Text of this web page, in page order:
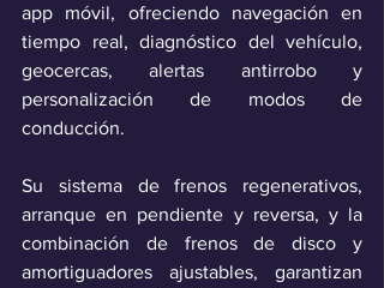
app móvil, ofreciendo navegación en
tiempo real, diagnóstico del vehículo,
geocercas, alertas antirrobo y
personalización de modos de
conducción.
Su sistema de frenos regenerativos,
arranque en pendiente y reversa, y la
combinación de frenos de disco y
amortiguadores ajustables, garantizan